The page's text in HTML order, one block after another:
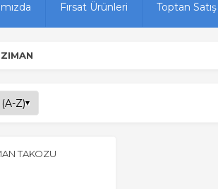
Fırsat Ürünleri Toptan Satış
TAKOZU